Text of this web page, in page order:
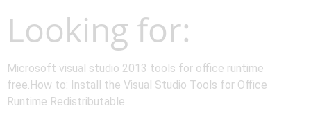
Looking for:
Microsoft visual studio 2013 tools for office runtime
free.How to: Install the Visual Studio Tools for Office
Runtime Redistributable